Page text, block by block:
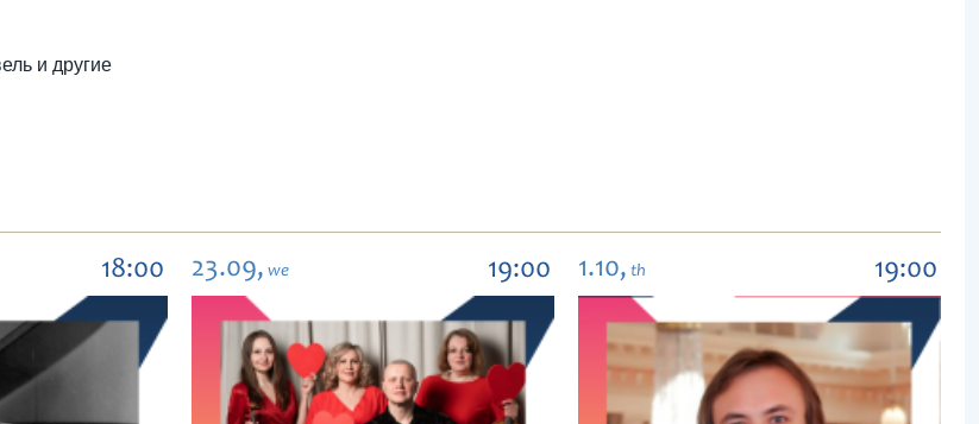
и другие
18:00 23.09, we 19:00 1.10, th 19:00